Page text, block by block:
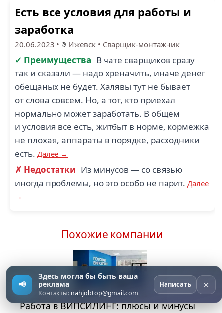
Есть все условия для работы и
заработка
20.06.2023 • Ижевск • Сварщик-монтажник
✓ Преимущества В чате сварщиков сразу
так и сказали — надо хреначить, иначе денег
обещаных не будет. Халявы тут не бывает
от слова совсем. Но, а тот, кто приехал
нормально может заработать. В общем
и условия все есть, житбыт в норме, кормежка
не плохая, аппараты в порядке, расходники
есть. Далее →
✗ Недостатки Из минусов — со связью
иногда проблемы, но это особо не парит. Далее
→
Похожие компании
Работа в ВИПСИЛИНГ: плюсы и минусы
📢
Здесь могла бы быть ваша
реклама
Контакты: nahjobtop@gmail.com
Написать ×